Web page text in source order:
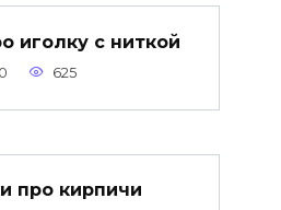
иголку с ниткой
0 625
про кирпичи